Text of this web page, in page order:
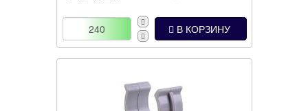
В КОРЗИНУ